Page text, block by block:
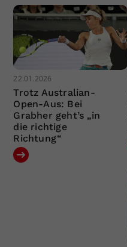
22.01.2026
Trotz Australian-
Open-Aus: Bei
Grabher geht’s „in
die richtige
Richtung“